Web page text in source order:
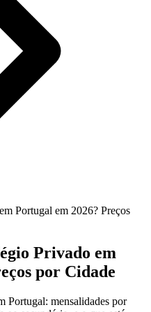
Portugal em 2026? Preços
Privado em
por Cidade
Portugal: mensalidades por